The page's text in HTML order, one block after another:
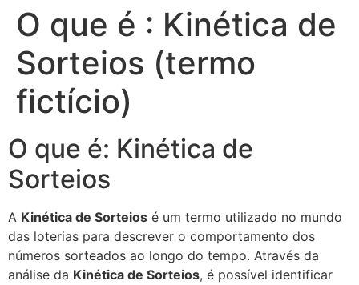
O que é : Kinética de
Sorteios (termo
fictício)
O que é: Kinética de
Sorteios
A Kinética de Sorteios é um termo utilizado no mundo
das loterias para descrever o comportamento dos
números sorteados ao longo do tempo. Através da
análise da Kinética de Sorteios, é possível identificar